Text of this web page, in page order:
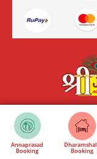
Annaprasad
Booking Booking